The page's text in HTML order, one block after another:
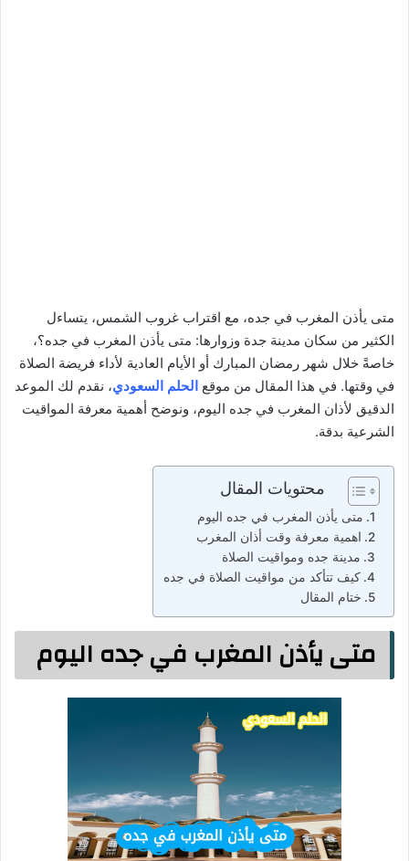
متى يأذن المغرب في جده، مع اقتراب غروب الشمس، يتساءل
الكثير من سكان مدينة جدة وزوارها: متى يأذن المغرب في جده؟،
خاصةً خلال شهر رمضان المبارك أو الأيام العادية لأداء فريضة الصلاة
في وقتها. في هذا المقال من موقع الحلم السعودي، نقدم لك الموعد
الدقيق لأذان المغرب في جده اليوم، ونوضح أهمية معرفة المواقيت
الشرعية بدقة.
محتويات المقال
متى يأذن المغرب في جده اليوم
اهمية معرفة وقت أذان المغرب
مدينة جده ومواقيت الصلاة
كيف تتأكد من مواقيت الصلاة في جده
ختام المقال
متى يأذن المغرب في جده اليوم